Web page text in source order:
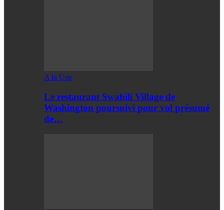
A la Une
Le restaurant Swahili Village de
Washington poursuivi pour vol présumé
de…